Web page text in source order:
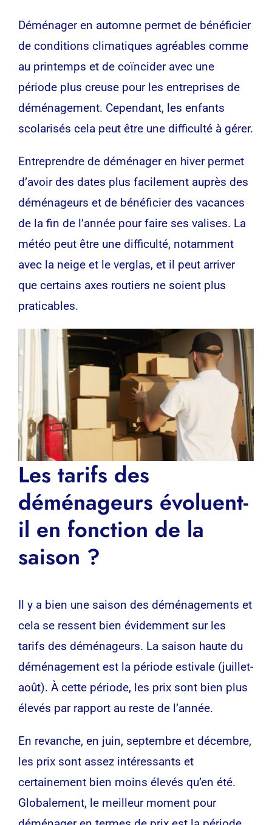
Déménager en automne permet de bénéficier
de conditions climatiques agréables comme
au printemps et de coïncider avec une
période plus creuse pour les entreprises de
déménagement. Cependant, les enfants
scolarisés cela peut être une difficulté à gérer.
Entreprendre de déménager en hiver permet
d’avoir des dates plus facilement auprès des
déménageurs et de bénéficier des vacances
de la fin de l’année pour faire ses valises. La
météo peut être une difficulté, notamment
avec la neige et le verglas, et il peut arriver
que certains axes routiers ne soient plus
praticables.
Les tarifs des
déménageurs évoluent-
il en fonction de la
saison ?
Il y a bien une saison des déménagements et
cela se ressent bien évidemment sur les
tarifs des déménageurs. La saison haute du
déménagement est la période estivale (juillet-
août). À cette période, les prix sont bien plus
élevés par rapport au reste de l’année.
En revanche, en juin, septembre et décembre,
les prix sont assez intéressants et
certainement bien moins élevés qu’en été.
Globalement, le meilleur moment pour